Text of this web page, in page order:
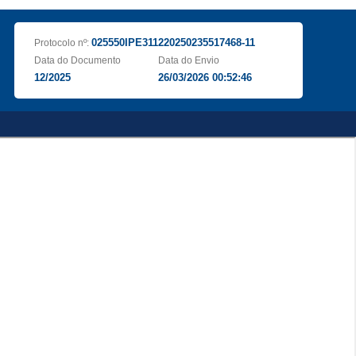
Protocolo nº: 025550IPE311220250235517468-11
Data do Documento
12/2025
Data do Envio
26/03/2026 00:52:46